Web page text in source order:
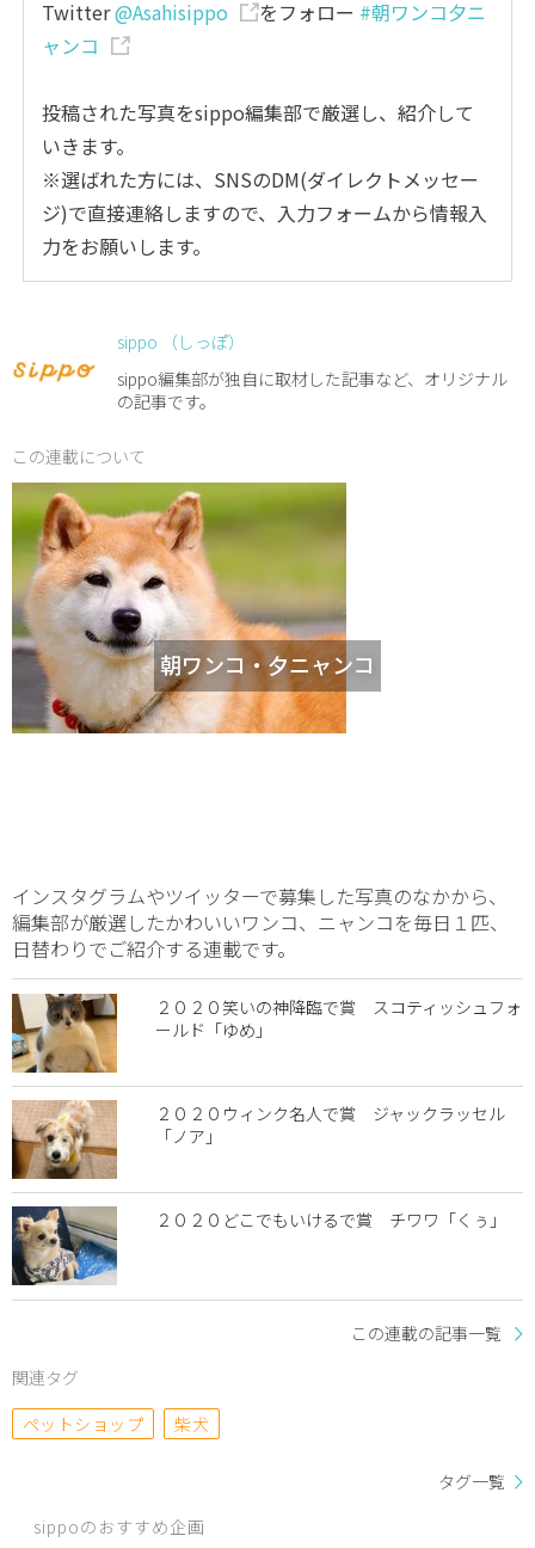
Twitter@Asahisippo をフォロー #朝ワンコ夕ニ
ャンコ
投稿された写真をsippo編集部で厳選し、紹介して
いきます。
※選ばれた方には、SNSのDM(ダイレクトメッセー
ジ)で直接連絡しますので、入力フォームから情報入
力をお願いします。
sippo （しっぽ）
sippo編集部が独自に取材した記事など、オリジナル
の記事です。
この連載について
朝ワンコ・夕ニャンコ
インスタグラムやツイッターで募集した写真のなかから、
編集部が厳選したかわいいワンコ、ニャンコを毎日１匹、
日替わりでご紹介する連載です。
２０２０笑いの神降臨で賞 スコティッシュフォ
ールド「ゆめ」
２０２０ウィンク名人で賞 ジャックラッセル
「ノア」
２０２０どこでもいけるで賞 チワワ「くぅ」
この連載の記事一覧
関連タグ
ペットショップ
柴犬
タグ一覧
sippoのおすすめ企画